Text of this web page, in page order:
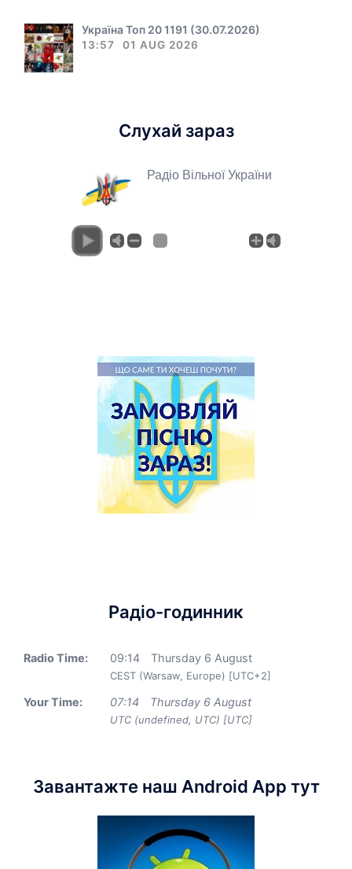
Україна Топ 20 1191 (30.07.2026)
13:57 01 AUG 2026
Слухай зараз
Радіо Вільної України
Радіо-годинник
Radio Time: 09:14 Thursday 6 August
CEST (Warsaw, Europe) [UTC+2]
Your Time: 07:14 Thursday 6 August
UTC (undefined, UTC) [UTC]
Завантажте наш Android App тут